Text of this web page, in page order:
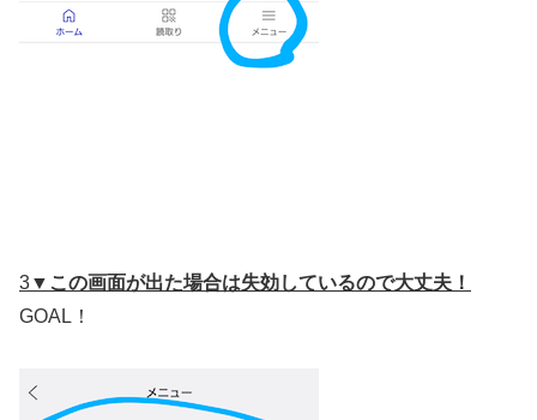
3▼ この画面が出た場合は失効しているので大丈夫！
GOAL！